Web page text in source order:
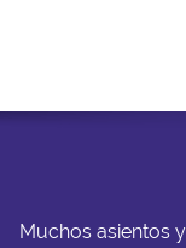
Muchos asientos